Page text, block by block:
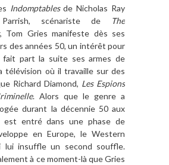
Indomptablesde Nicholas Ray
scénariste de
The
, Tom Gries manifeste dès ses
des années 50, un intérêt pour
part la suite ses armes de
télévision où il travaille sur des
Richard Diamond, Les Espions
. Alors que le genre a
durant la décennie 50 aux
est entré dans une phase de
en Europe, le Western
lui insuffle un second souffle.
à ce moment-là que Gries